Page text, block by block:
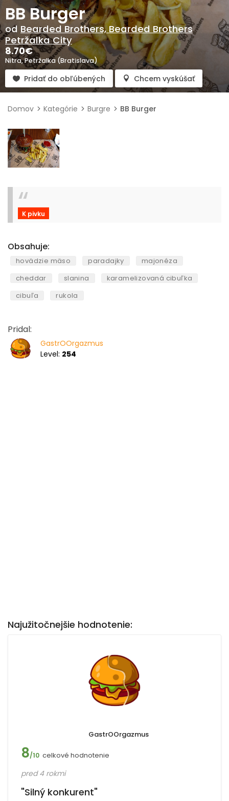
BB Burger
od Bearded Brothers, Bearded Brothers
Petržalka City
8.70€
Nitra, Petržalka (Bratislava)
Pridať do obľúbených Chcem vyskúšať
Domov Kategórie Burgre BB Burger
K pivku
Obsahuje:
hovädzie mäso paradajky
majonéza
cheddar
slanina
karamelizovaná cibuľka
cibuľa
rukola
Pridal:
GastrOOrgazmus
Level: 254
Najužitočnejšie hodnotenie:
GastrOOrgazmus
8/10 celkové hodnotenie
pred 4 rokmi
"Silný konkurent"